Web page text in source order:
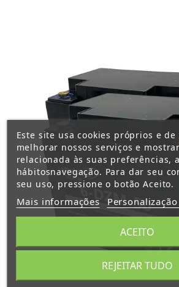
Este site usa cookies próprios e
melhorar nossos serviços e
relacionada às suas preferências,
hábitosnavegação. Para dar seu
seu uso, pressione o botão Aceito.
Mais informações
REJEITAR TUDO
ACEITO